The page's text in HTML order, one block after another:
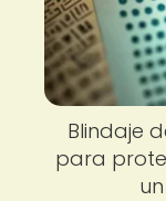
Blindaje
para